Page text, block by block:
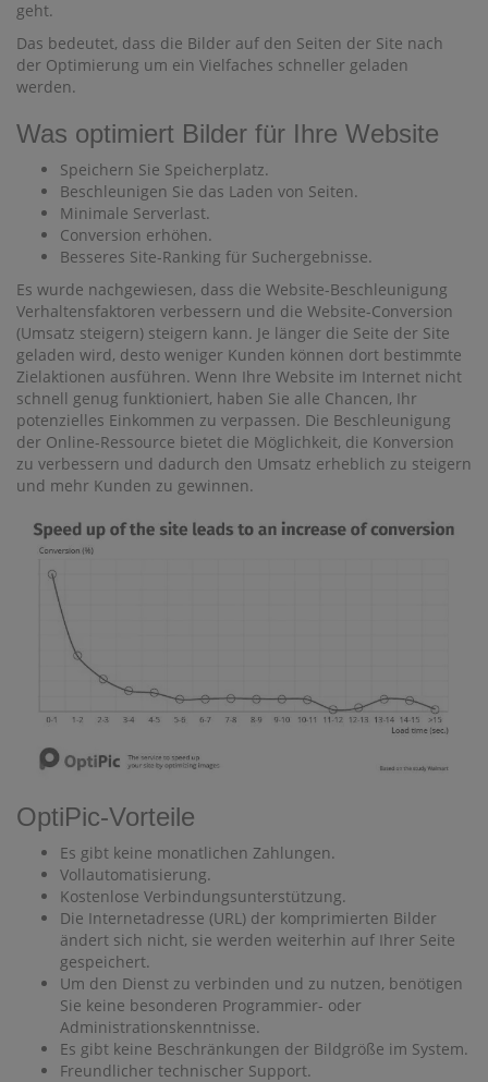
geht.
Das bedeutet, dass die Bilder auf den Seiten der Site nach
der Optimierung um ein Vielfaches schneller geladen
werden.
Was optimiert Bilder für Ihre Website
Speichern Sie Speicherplatz.
Beschleunigen Sie das Laden von Seiten.
Minimale Serverlast.
Conversion erhöhen.
Besseres Site-Ranking für Suchergebnisse.
Es wurde nachgewiesen, dass die Website-Beschleunigung
Verhaltensfaktoren verbessern und die Website-Conversion
(Umsatz steigern) steigern kann. Je länger die Seite der Site
geladen wird, desto weniger Kunden können dort bestimmte
Zielaktionen ausführen. Wenn Ihre Website im Internet nicht
schnell genug funktioniert, haben Sie alle Chancen, Ihr
potenzielles Einkommen zu verpassen. Die Beschleunigung
der Online-Ressource bietet die Möglichkeit, die Konversion
zu verbessern und dadurch den Umsatz erheblich zu steigern
und mehr Kunden zu gewinnen.
OptiPic-Vorteile
Es gibt keine monatlichen Zahlungen.
Vollautomatisierung.
Kostenlose Verbindungsunterstützung.
Die Internetadresse (URL) der komprimierten Bilder
ändert sich nicht, sie werden weiterhin auf Ihrer Seite
gespeichert.
Um den Dienst zu verbinden und zu nutzen, benötigen
Sie keine besonderen Programmier- oder
Administrationskenntnisse.
Es gibt keine Beschränkungen der Bildgröße im System.
Freundlicher technischer Support.